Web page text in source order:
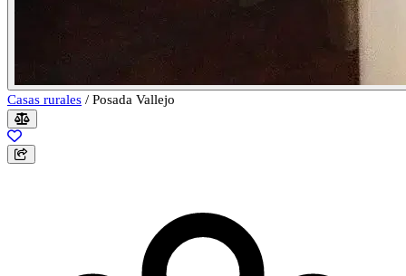
Casas rurales / Posada Vallejo